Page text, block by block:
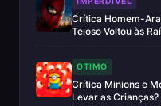
Crítica Homem-
Teioso Voltou às
OTIMO
Crítica Minions e
Levar as